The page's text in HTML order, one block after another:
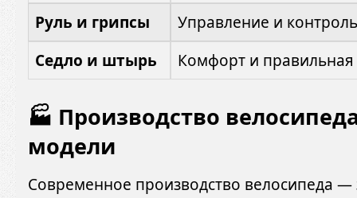
Руль и грипсы
Управление и
Седло и штырь
Комфорт и правильная
🏭 Производство
модели
Современное производство велосипеда